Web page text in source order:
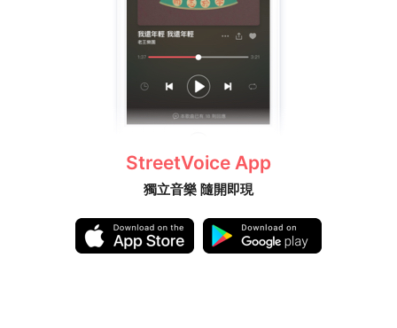
StreetVoice App
獨立音樂 隨開即現